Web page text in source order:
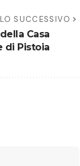
SUCCESSIVO
Casa
di Pistoia